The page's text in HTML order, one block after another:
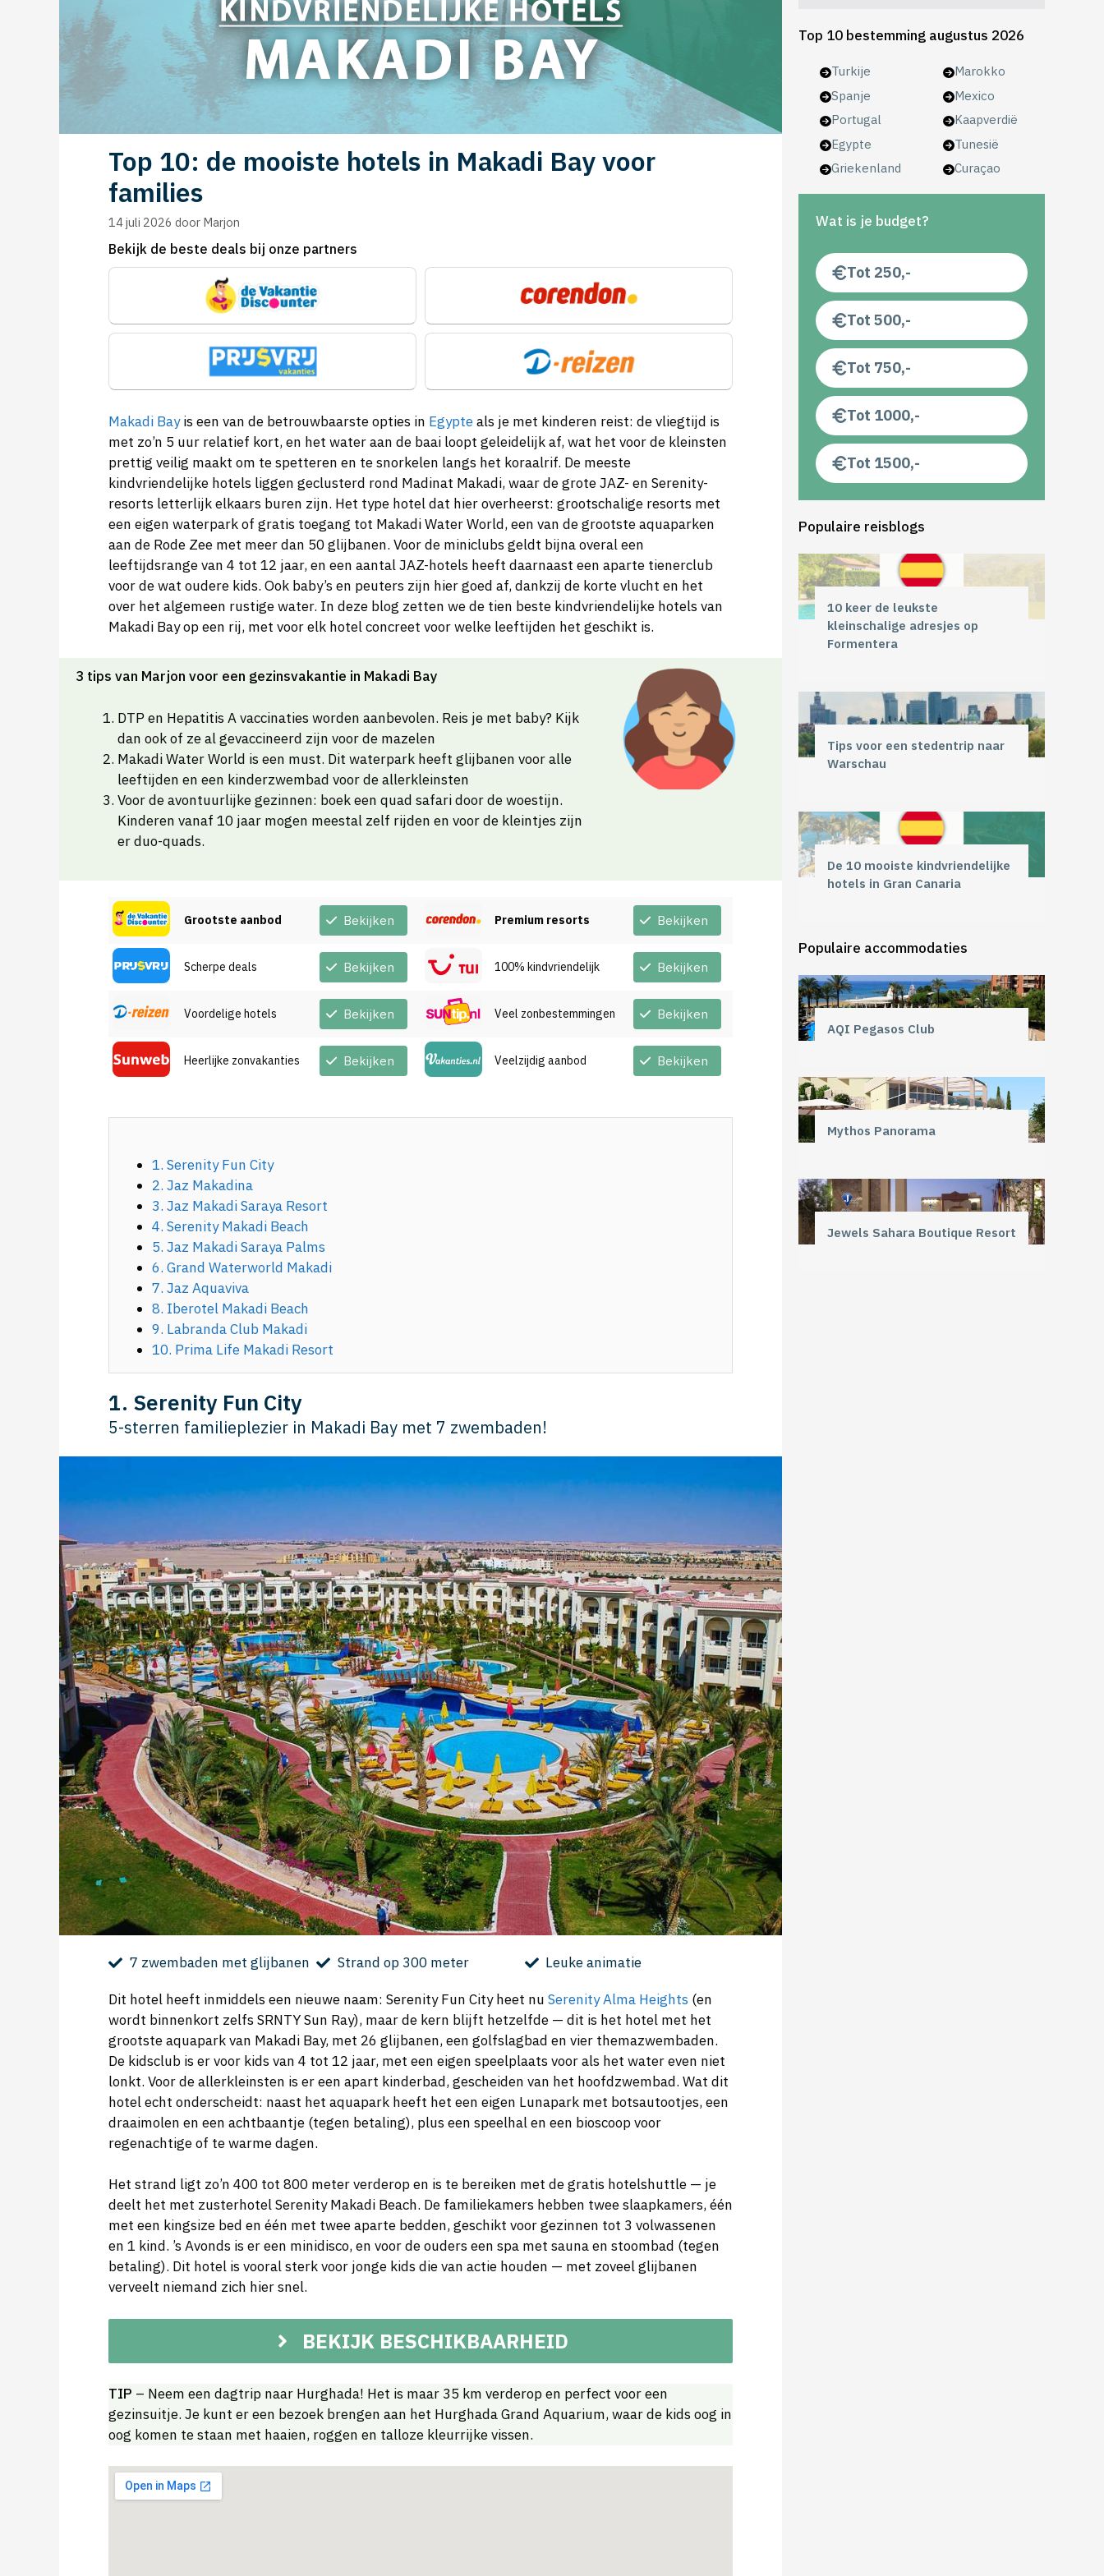
Top 10: de mooiste hotels in Makadi Bay voor
families
14 juli 2026 door Marjon
Bekijk de beste deals bij onze partners
Makadi Bayis een van de betrouwbaarste opties in Egypteals je met kinderen reist: de vliegtijd is
met zo’n 5 uur relatief kort, en het water aan de baai loopt geleidelijk af, wat het voor de kleinsten
prettig veilig maakt om te spetteren en te snorkelen langs het koraalrif. De meeste
kindvriendelijke hotels liggen geclusterd rond Madinat Makadi, waar de grote JAZ- en Serenity-
resorts letterlijk elkaars buren zijn. Het type hotel dat hier overheerst: grootschalige resorts met
een eigen waterpark of gratis toegang tot Makadi Water World, een van de grootste aquaparken
aan de Rode Zee met meer dan 50 glijbanen. Voor de miniclubs geldt bijna overal een
leeftijdsrange van 4 tot 12 jaar, en een aantal JAZ-hotels heeft daarnaast een aparte tienerclub
voor de wat oudere kids. Ook baby’s en peuters zijn hier goed af, dankzij de korte vlucht en het
over het algemeen rustige water. In deze blog zetten we de tien beste kindvriendelijke hotels van
Makadi Bay op een rij, met voor elk hotel concreet voor welke leeftijden het geschikt is.
3 tips van Marjon voor een gezinsvakantie in Makadi Bay
DTP en Hepatitis A vaccinaties worden aanbevolen. Reis je met baby? Kijk
dan ook of ze al gevaccineerd zijn voor de mazelen
Makadi Water World is een must. Dit waterpark heeft glijbanen voor alle
leeftijden en een kinderzwembad voor de allerkleinsten
Voor de avontuurlijke gezinnen: boek een quad safari door de woestijn.
Kinderen vanaf 10 jaar mogen meestal zelf rijden en voor de kleintjes zijn
er duo-quads.
Grootste aanbod Bekijken
Scherpe deals Bekijken
Voordelige hotels Bekijken
Heerlijke zonvakanties Bekijken
Premium resorts Bekijken
100% kindvriendelijk Bekijken
Veel zonbestemmingen Bekijken
Veelzijdig aanbod Bekijken
1. Serenity Fun City
2. Jaz Makadina
3. Jaz Makadi Saraya Resort
4. Serenity Makadi Beach
5. Jaz Makadi Saraya Palms
6. Grand Waterworld Makadi
7. Jaz Aquaviva
8. Iberotel Makadi Beach
9. Labranda Club Makadi
10. Prima Life Makadi Resort
1. Serenity Fun City
5-sterren familieplezier in Makadi Bay met 7 zwembaden!
7 zwembaden met glijbanen Strand op 300 meter Leuke animatie
Dit hotel heeft inmiddels een nieuwe naam: Serenity Fun City heet nu Serenity Alma Heights (en
wordt binnenkort zelfs SRNTY Sun Ray), maar de kern blijft hetzelfde — dit is het hotel met het
grootste aquapark van Makadi Bay, met 26 glijbanen, een golfslagbad en vier themazwembaden.
De kidsclub is er voor kids van 4 tot 12 jaar, met een eigen speelplaats voor als het water even niet
lonkt. Voor de allerkleinsten is er een apart kinderbad, gescheiden van het hoofdzwembad. Wat dit
hotel echt onderscheidt: naast het aquapark heeft het een eigen Lunapark met botsautootjes, een
draaimolen en een achtbaantje (tegen betaling), plus een speelhal en een bioscoop voor
regenachtige of te warme dagen.
Het strand ligt zo’n 400 tot 800 meter verderop en is te bereiken met de gratis hotelshuttle — je
deelt het met zusterhotel Serenity Makadi Beach. De familiekamers hebben twee slaapkamers, één
met een kingsize bed en één met twee aparte bedden, geschikt voor gezinnen tot 3 volwassenen
en 1 kind. ’s Avonds is er een minidisco, en voor de ouders een spa met sauna en stoombad (tegen
betaling). Dit hotel is vooral sterk voor jonge kids die van actie houden — met zoveel glijbanen
verveelt niemand zich hier snel.
BEKIJK BESCHIKBAARHEID
TIP – Neem een dagtrip naar Hurghada! Het is maar 35 km verderop en perfect voor een
gezinsuitje. Je kunt er een bezoek brengen aan het Hurghada Grand Aquarium, waar de kids oog in
oog komen te staan met haaien, roggen en talloze kleurrijke vissen.
Top 10 bestemming augustus 2026
Turkije
Spanje
Portugal
Egypte
Griekenland
Marokko
Mexico
Kaapverdië
Tunesië
Curaçao
Wat is je budget?
Tot 250,-
Tot 500,-
Tot 750,-
Tot 1000,-
Tot 1500,-
Populaire reisblogs
10 keer de leukste
kleinschalige adresjes op
Formentera
Tips voor een stedentrip naar
Warschau
De 10 mooiste kindvriendelijke
hotels in Gran Canaria
Populaire accommodaties
AQI Pegasos Club
Mythos Panorama
Jewels Sahara Boutique Resort